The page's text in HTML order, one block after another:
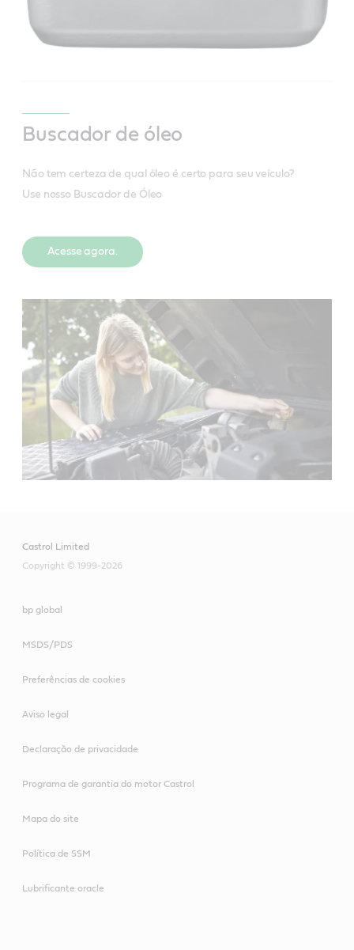
Buscador de óleo
Não tem certeza de qual óleo é certo para seu veículo?
Use nosso Buscador de Óleo
Acesse agora.
Castrol Limited
Copyright © 1999-2026
bp global
MSDS/PDS
Preferências de cookies
Aviso legal
Declaração de privacidade
Programa de garantia do motor Castrol
Mapa do site
Política de SSM
Lubrificante oracle